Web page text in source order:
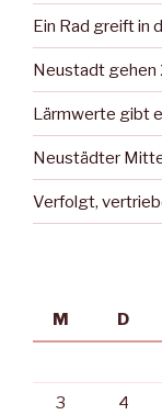
Ein Rad greift in
Neustadt gehen
Lärmwerte gibt
Neustädter
Verfolgt,
M
D
3 4